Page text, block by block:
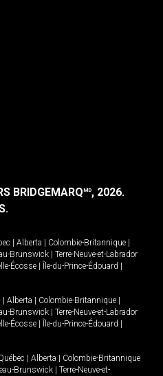
BRIDGEMARQMD, 2026.
Alberta Colombie-Britannique
Brunswick
Terre-Neuve-et-Labrador
Écosse Île-du-Prince-Édouard
Alberta Colombie-Britannique
Brunswick
Terre-Neuve-et-Labrador
Écosse Île-du-Prince-Édouard
Alberta
Colombie-Britannique
Brunswick
Terre-Neuve-et-